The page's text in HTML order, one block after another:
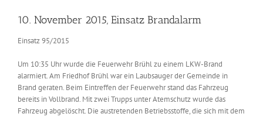
Bild
10. November 2015, Einsatz Brandalarm
Einsatz 95/2015
Um 10:35 Uhr wurde die Feuerwehr Brühl zu einem LKW-Brand
alarmiert. Am Friedhof Brühl war ein Laubsauger der Gemeinde in
Brand geraten. Beim Eintreffen der Feuerwehr stand das Fahrzeug
bereits in Vollbrand. Mit zwei Trupps unter Atemschutz wurde das
Fahrzeug abgelöscht. Die austretenden Betriebsstoffe, die sich mit dem